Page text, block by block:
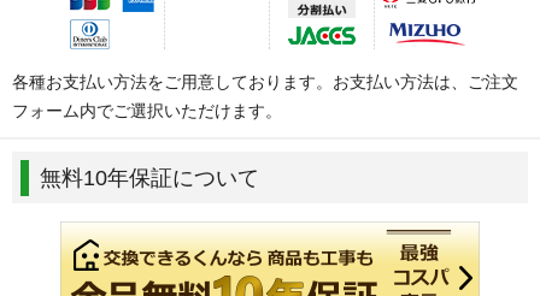
各種お支払い方法をご用意しております。お支払い方法は、ご注文
フォーム内でご選択いただけます。
無料10年保証について